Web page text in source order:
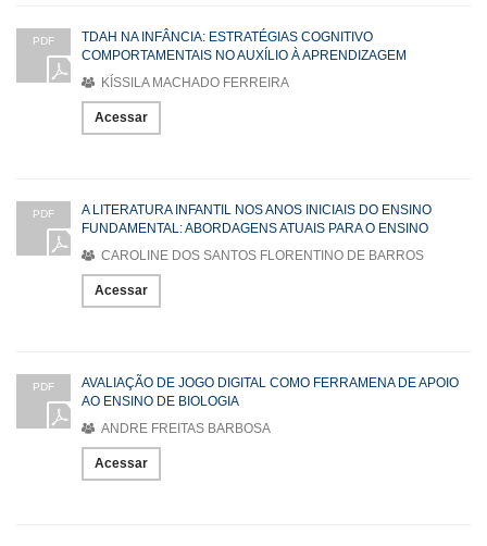
PDF
TDAH NA INFÂNCIA: ESTRATÉGIAS COGNITIVO
COMPORTAMENTAIS NO AUXÍLIO À APRENDIZAGEM
KÍSSILA MACHADO FERREIRA
Acessar
PDF
A LITERATURA INFANTIL NOS ANOS INICIAIS DO ENSINO
FUNDAMENTAL: ABORDAGENS ATUAIS PARA O ENSINO
CAROLINE DOS SANTOS FLORENTINO DE BARROS
Acessar
PDF
AVALIAÇÃO DE JOGO DIGITAL COMO FERRAMENA DE APOIO
AO ENSINO DE BIOLOGIA
ANDRE FREITAS BARBOSA
Acessar